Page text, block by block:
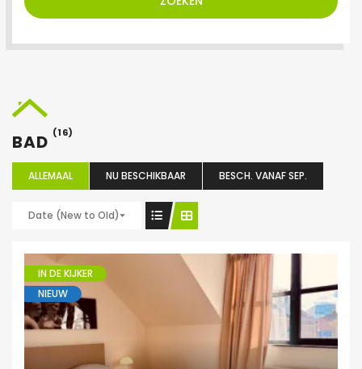
BAD (16)
ALLEMAAL NU BESCHIKBAAR BESCH. VANAF SEP.
Date (New to Old)
IN DE KIJKER
NIEUW